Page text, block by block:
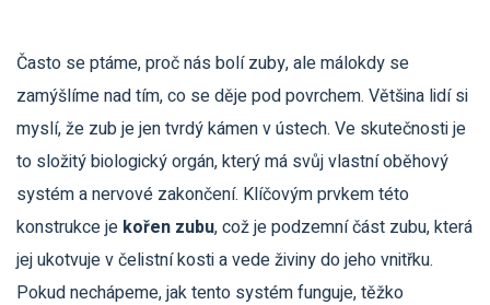
Často se ptáme, proč nás bolí zuby, ale málokdy se
zamýšlíme nad tím, co se děje pod povrchem. Většina lidí si
myslí, že zub je jen tvrdý kámen v ústech. Ve skutečnosti je
to složitý biologický orgán, který má svůj vlastní oběhový
systém a nervové zakončení. Klíčovým prvkem této
konstrukce je kořen zubu, což jepodzemní část zubu, která
jej ukotvuje v čelistní kosti a vede živiny do jeho vnitřku.
Pokud nechápeme, jak tento systém funguje, těžko